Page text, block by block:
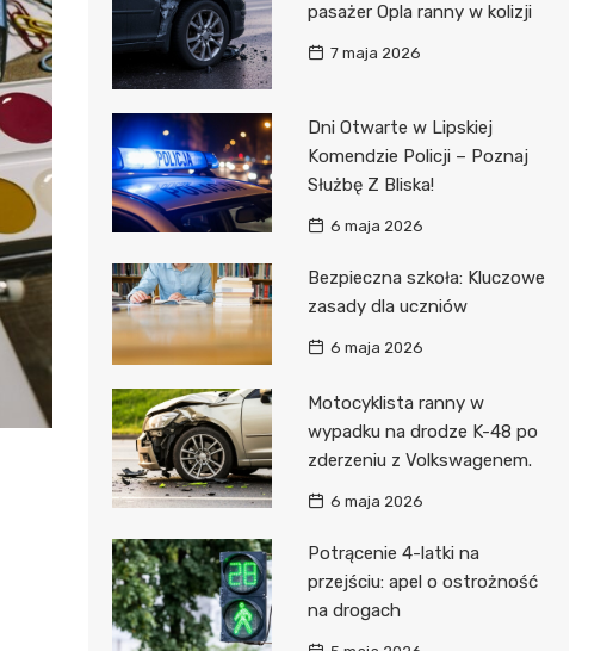
pasażer Opla ranny w kolizji
7 maja 2026
Dni Otwarte w Lipskiej
Komendzie Policji – Poznaj
Służbę Z Bliska!
6 maja 2026
Bezpieczna szkoła: Kluczowe
zasady dla uczniów
6 maja 2026
Motocyklista ranny w
wypadku na drodze K-48 po
zderzeniu z Volkswagenem.
6 maja 2026
Potrącenie 4-latki na
przejściu: apel o ostrożność
na drogach